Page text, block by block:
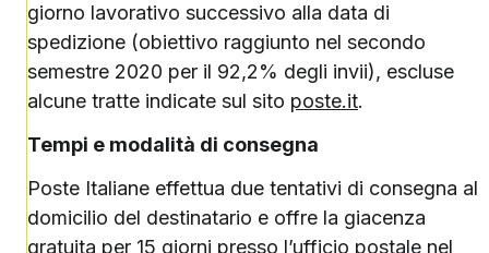
giorno lavorativo successivo alla data di
spedizione (obiettivo raggiunto nel secondo
semestre 2020 per il 92,2% degli invii), escluse
alcune tratte indicate sul sito poste.it.
Tempi e modalità di consegna
Poste Italiane effettua due tentativi di consegna al
domicilio del destinatario e offre la giacenza
gratuita per 15 giorni presso l’ufficio postale nel